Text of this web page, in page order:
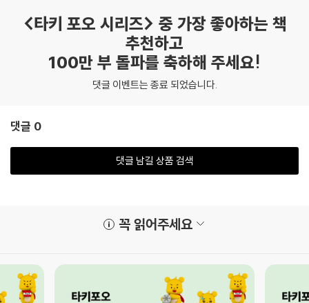
<타키 포오 시리즈> 중 가장 좋아하는 책
추천하고
100만 부 돌파를 축하해 주세요!
댓글 이벤트는 종료 되었습니다.
댓글 0
댓글 남길 상품 검색
꼭 읽어주세요